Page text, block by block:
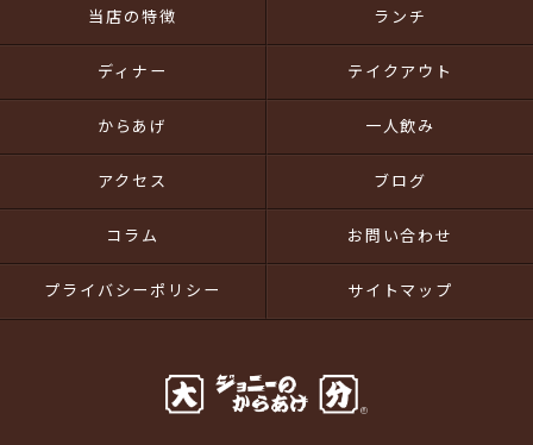
当店の特徴 ランチ
ディナー テイクアウト
からあげ 一人飲み
アクセス ブログ
コラム お問い合わせ
プライバシーポリシー サイトマップ